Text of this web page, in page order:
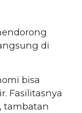
di
bisa
Fasilitasnya
tambatan